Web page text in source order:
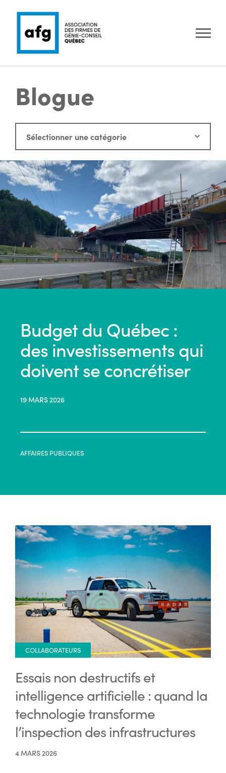
Blogue
Budget du Québec :
des investissements qui
doivent se concrétiser
19 MARS 2026
AFFAIRES PUBLIQUES
COLLABORATEURS
Essais non destructifs et
intelligence artificielle : quand la
technologie transforme
l’inspection des infrastructures
4 MARS 2026